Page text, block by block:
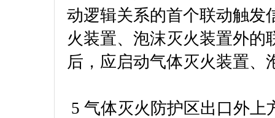
动逻辑关系的首个联动触发
火装置、泡沫灭火装置外的
后，应启动气体灭火装置、
5 气体灭火防护区出口外